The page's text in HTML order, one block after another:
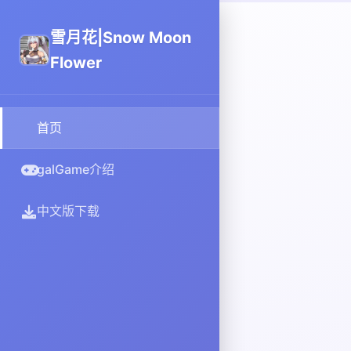
雪月花|Snow Moon
Flower
首页
galGame介绍
中文版下载